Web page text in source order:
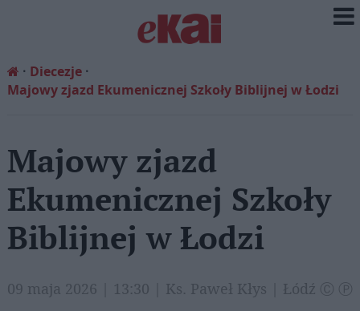
Diecezje
Majowy zjazd Ekumenicznej Szkoły Biblijnej w Łodzi
Majowy zjazd
Ekumenicznej Szkoły
Biblijnej w Łodzi
09 maja 2026 | 13:30 | Ks. Paweł Kłys | Łódź Ⓒ Ⓟ